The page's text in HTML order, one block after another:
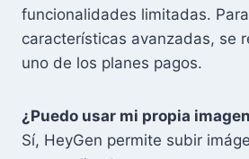
funcionalidades limitadas.
características avanzadas, se
uno de los planes pagos.
¿Puedo usar mi propia
Sí, HeyGen permite subir